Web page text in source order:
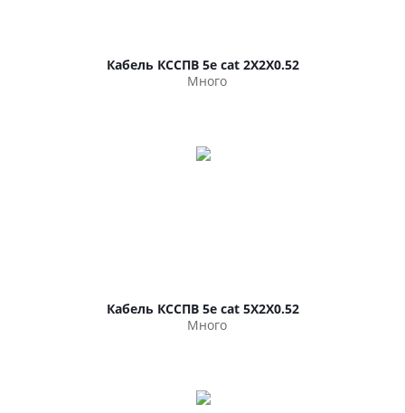
Кабель КССПВ 5e cat 2Х2Х0.52
Много
Кабель КССПВ 5e cat 5Х2Х0.52
Много